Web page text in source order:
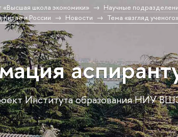
школа экономики» Научные
и России Новости Тема «взгляд
Института образования НИУ